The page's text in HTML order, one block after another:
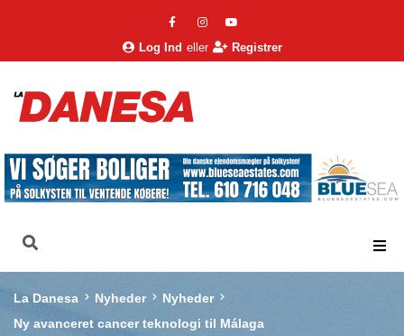
Log Ind eller Registrer
La Danesa Nyheder
Nyheder
Ny avanceret cancer teknologi til Málaga